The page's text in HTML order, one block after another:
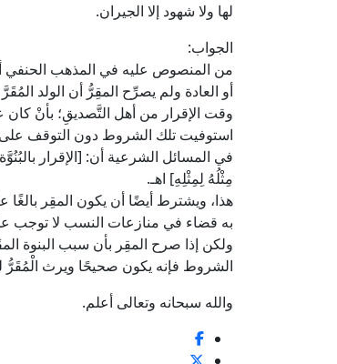
لها ولا شهود إلا الجيران.
الجواب:
من المنصوص عليه في المذهب الحنفي
أو العادة ولم يصرِّح المقِرُّ أن الولد
وقت الإقرار من أهل التَّصديقِ؛ بأنْ كان
في المسائل الشرعية أن: [الإقرار
مِثْلُهُ لِمِثْلِهِ] اهـ.
هذا، ويشترط أيضًا أن يكون المقِر بالغًا
به قضاء في منازعات النسب لا توجب
ولكن إذا صرح المقِر بأن سبب البنوة
الشروط فإنه يكون صحيحًا ويرث الْمُقَرُّ
والله سبحانه وتعالى أعلم.